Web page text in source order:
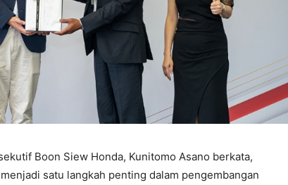
Boon Siew Honda, Kunitomo Asano berkata,
satu langkah penting dalam pengembangan